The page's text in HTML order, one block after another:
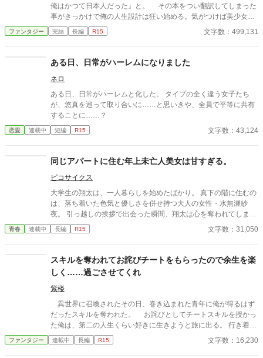
俺はかつて日本人だった』と。 その本をつい翻訳してしまった
事がきっかけで俺の人生設計は狂い始める。気がつけば美少女３
人に囲まれつつ仕事に追われる毎日。そして時々俺は悩む。本当
に俺はこんな暮らしをしてていいのだろうかと。ハーレム状態な
ファンタジー 完結 長編 R15 文字数：499,131
ある日、日常がハーレムになりました
ネロ
ある日、日常がハーレムと化した。 タイプの全く違う女子たち
が、悠真を巡って取り合いに……と思いきや、全員で平等に共有
することに……？
恋愛 連載中 短編 R15 文字数：43,124
同じアパートに住む年上未亡人美女は甘すぎる。
ピコサイクス
大学生の翔太は、一人暮らしを始めたばかり。 真下の階に住むの
は、落ち着いた色気と優しさを併せ持つ大人の女性・水無瀬紗
夜。 引っ越しの挨拶で出会った瞬間、翔太は心を奪われてしま
う。 偶然にもアルバイト先のスーパーで再会した彼女は、翔太を
すぐに採用し、温かく仕事を教えてくれる存在だった。 ある日の
紗夜の部屋でご飯をご馳走になるほど親密に。 優しくて穏やかで
――その色気に触れるたび、翔太の心は揺れていく。 大人の女性
と大学生、甘くちょっぴり刺激的な同居生活（？）がはじまる。
青春 連載中 長編 R15 文字数：31,050
スキルを奪われてお詫びチートをもらったので余生を楽
しく……過ごさせてくれ
紫楼
異世界に召喚されたその日、巻き込まれた青年に俺が得るはず
だったスキルを奪われた。 お詫びとしてチートスキルを授かっ
た俺は、第二の人生くらい好きに生きようと旅に出る。 行き着い
た先は、寂れた町の場末の酒場だ。 なぜか客は男ばかりだが、
日雇い冒険者や恐妻家の肉屋たちとの気楽な毎日は悪くない。
ファンタジー 連載中 長編 R15 文字数：16,230